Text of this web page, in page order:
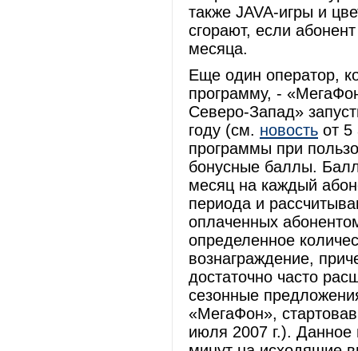
также JAVA-игры и
сгорают, если
месяца.
Еще один оператор,
программу, -
Северо-Запад»
году (см. новость от 5
программы при
бонусные баллы.
месяц на каждый
периода и
оплаченных
определенное
вознаграждение,
достаточно часто
сезонные
«МегаФон»,
июля 2007 г.). Данное